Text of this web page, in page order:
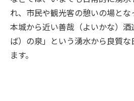
れ、市民や観光客の憩いの場とな
本城から近い善哉（よいかな）酒
ば）の泉」という湧水から良質
ます。